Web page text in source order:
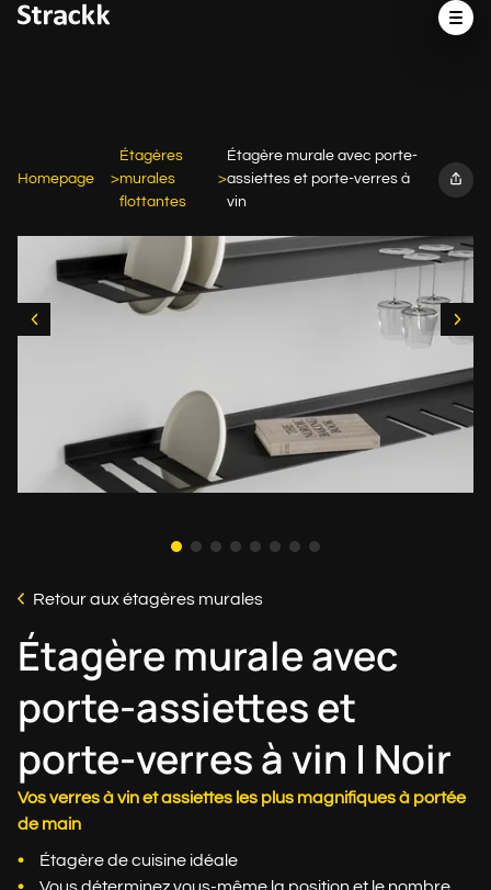
Homepage
Étagères
murales
flottantes
Étagère murale avec porte-
assiettes et porte-verres à
vin
Retour aux étagères murales
Étagère murale avec
porte-assiettes et
porte-verres à vin | Noir
Vos verres à vin et assiettes les plus magnifiques à portée
de main
Étagère de cuisine idéale